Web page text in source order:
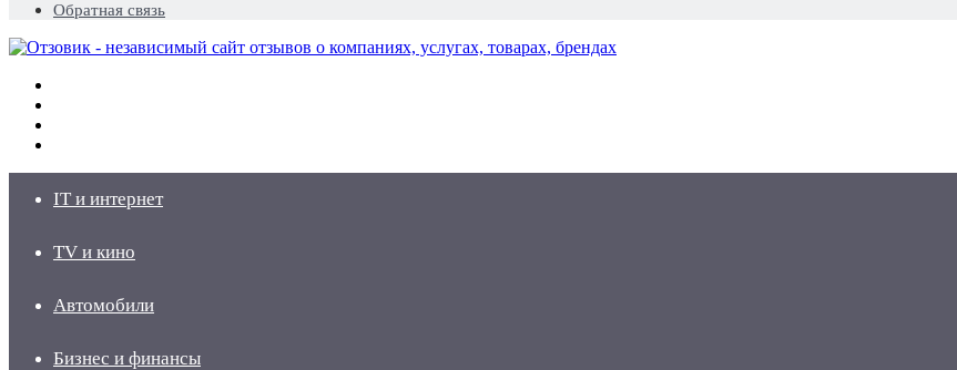
Обратная связь
IT и интернет
TV и кино
Автомобили
Бизнес и финансы